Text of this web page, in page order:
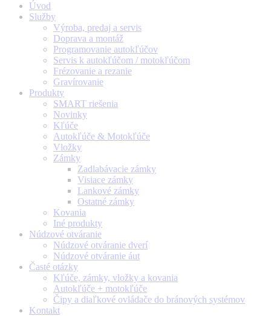
Úvod
Služby
Výroba, predaj a servis
Doprava a montáž
Programovanie autokľúčov
Servis k autokľúčom / motokľúčom
Frézovanie a rezanie
Gravírovanie
Produkty
SMART riešenia
Novinky
Kľúče
Autokľúče & Motokľúče
Vložky
Zámky
Zadlabávacie zámky
Visiace zámky
Lankové zámky
Ostatné zámky
Kovania
Iné produkty
Núdzové otváranie
Núdzové otváranie dverí
Núdzové otváranie áut
Časté otázky
Kľúče, zámky, vložky a kovania
Autokľúče + motokľúče
Čipy a diaľkové ovládače do bránových systémov
Kontakt